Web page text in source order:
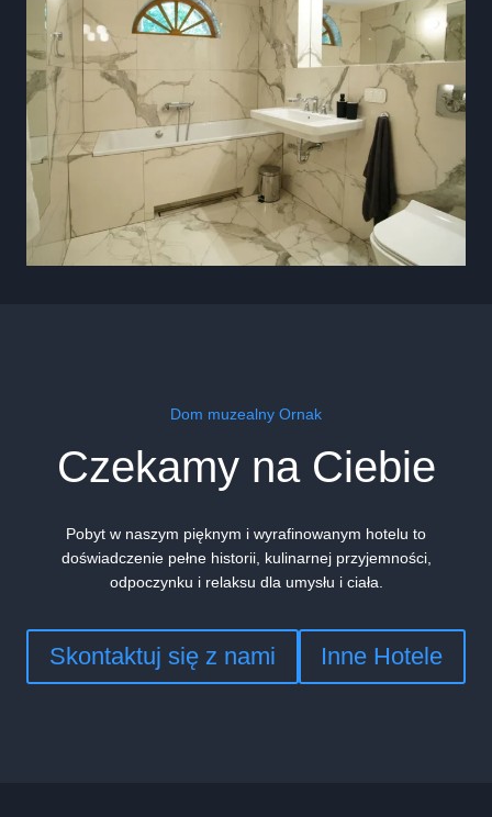
Dom muzealny Ornak
Czekamy na Ciebie
Pobyt w naszym pięknym i wyrafinowanym hotelu to
doświadczenie pełne historii, kulinarnej przyjemności,
odpoczynku i relaksu dla umysłu i ciała.
Skontaktuj się z nami Inne Hotele